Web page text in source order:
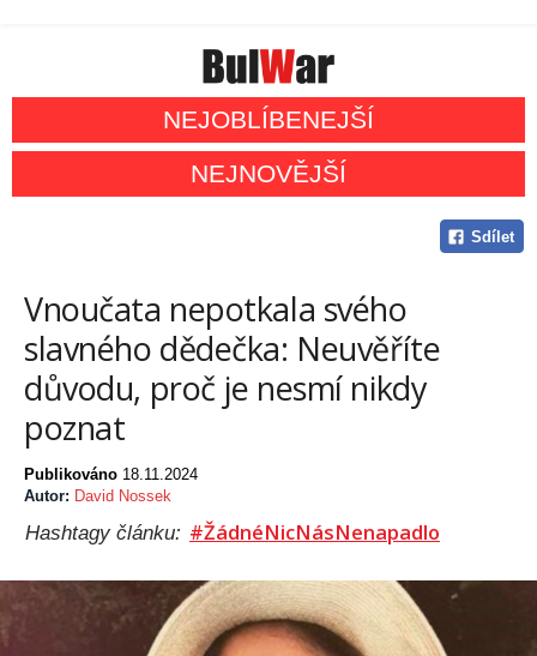
NEJOBLÍBENEJŠÍ
NEJNOVĚJŠÍ
Sdílet
Vnoučata nepotkala svého
slavného dědečka: Neuvěříte
důvodu, proč je nesmí nikdy
poznat
Publikováno 18.11.2024
Autor: David Nossek
Hashtagy článku: #ŽádnéNicNásNenapadlo